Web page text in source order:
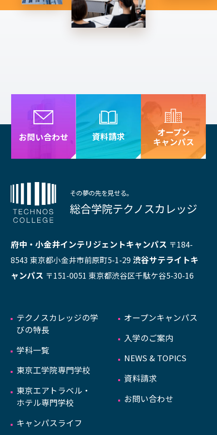
お問い合わせ 資料請求
オープン
キャンパス
その夢の先を見せる。
総合学院テクノスカレッジ
府中・小金井インテリジェントキャンパス 〒184-
8543 東京都小金井市前原町5-1-29 渋谷サテライトキ
ャンパス 〒151-0051 東京都渋谷区千駄ケ谷5-30-16
テクノスカレッジの学
びの特長
学科一覧
東京工学院専門学校
東京エアトラベル・
ホテル専門学校
キャンパスライフ
オープンキャンパス
入学のご案内
NEWS & TOPICS
資料請求
お問い合わせ